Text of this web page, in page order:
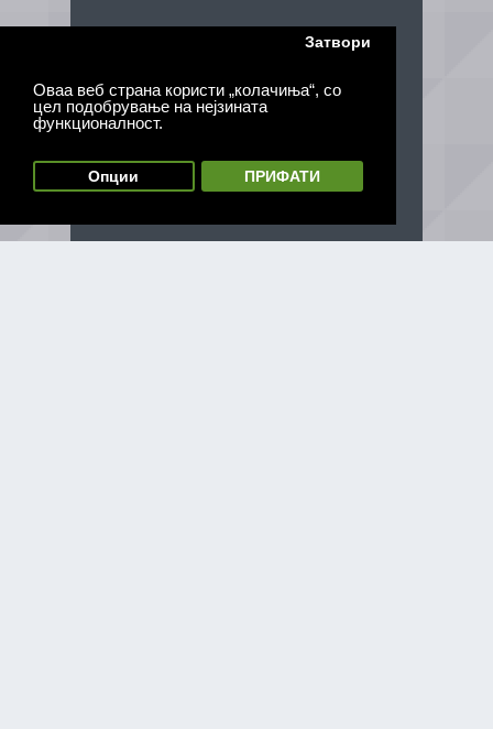
Оваа веб страна користи „колачиња“, со
цел подобрување на нејзината
функционалност.
Затвори
Опции ПРИФАТИ